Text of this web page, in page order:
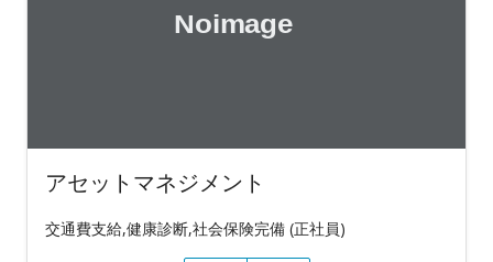
アセットマネジメント
交通費支給,健康診断,社会保険完備 (正社員)